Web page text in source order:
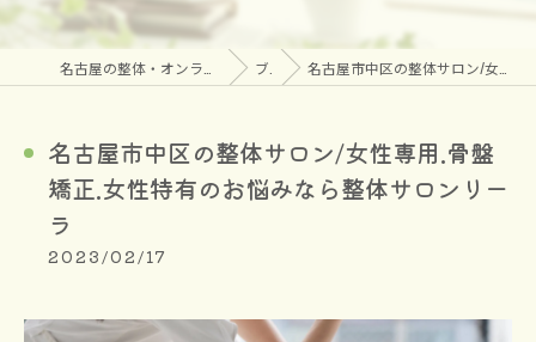
ブログ 名古屋市中区の整体サロン/女性専用.骨盤矯正.女性特有のお悩みなら整体サロンリーラ
名古屋市中区の整体サロン/女性専用.骨盤
矯正.女性特有のお悩みなら整体サロンリー
ラ
2023/02/17